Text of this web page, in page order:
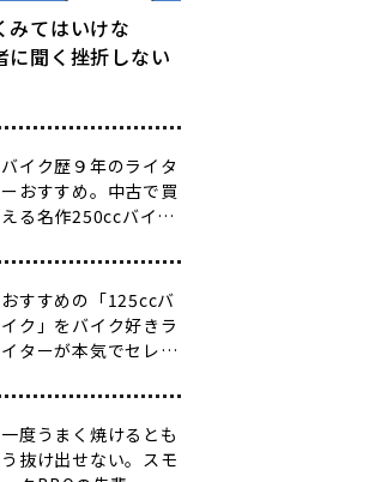
みてはいけな
に聞く挫折しない
バイク歴９年のライタ
ーおすすめ。中古で買
える名作250ccバイク
からベテラン向けま
で】
おすすめの「125ccバ
イク」をバイク好きラ
イターが本気でセレク
一度うまく焼けるとも
う抜け出せない。スモ